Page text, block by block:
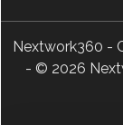
Nextwork360 -
- © 2026